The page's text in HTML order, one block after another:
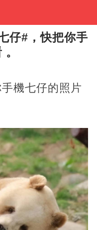
仔#，快把你手
機七仔的照片